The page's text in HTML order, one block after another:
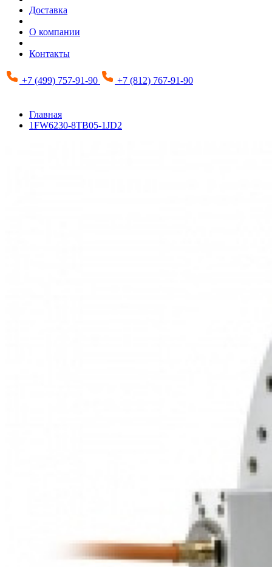
Доставка
О компании
Контакты
+7 (499) 757-91-90 +7 (812) 767-91-90
Главная
1FW6230-8TB05-1JD2